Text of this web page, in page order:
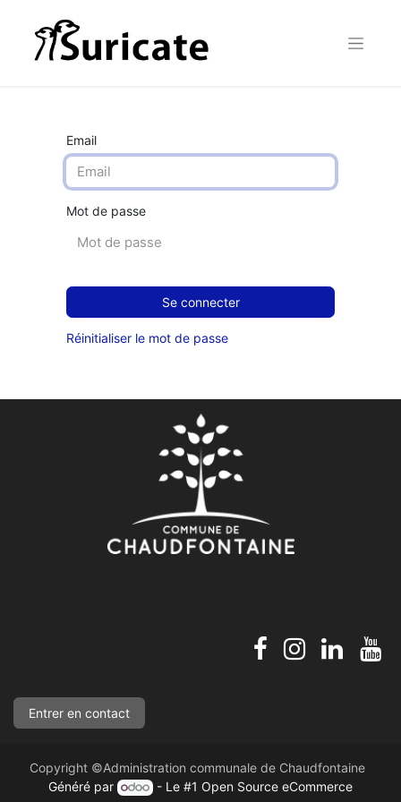
Email
Mot de passe
Se connecter
Réinitialiser le mot de passe
Entre​​​​​​r en con​​​​​​tact
Copyright ©Administration communale de Chaudfontaine
Généré par
- Le #1 Open Source eCommerce